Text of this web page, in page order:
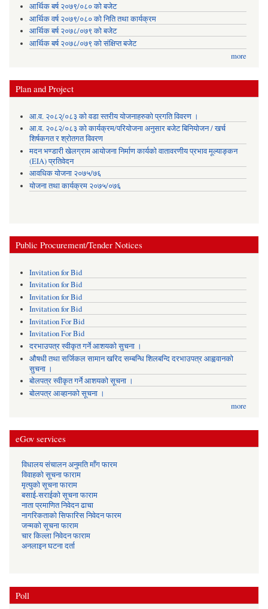
आर्थिक बर्ष २०७९/०८० को बजेट
आर्थिक वर्ष २०७९/०८० को निति तथा कार्यक्रम
आर्थिक बर्ष २०७८/०७९ को बजेट
आर्थिक बर्ष २०७८/०७९ को संक्षिप्त बजेट
more
Plan and Project
आ.व. २०८२्/०८३ को वडा स्तरीय योजनाहरुको प्रगति विवरण ।
आ.व. २०८२/०८३ को कार्यक्रम/परियोजना अनुसार बजेट बिनियोजन / खर्च
शिर्षकगत र श्रोतगत विवरण
मदन भण्डारी खेलग्राम आयोजना निर्माण कार्यको वातावरणीय प्रभाव मूल्याङ्कन
(EIA) प्रतिवेदन
आवधिक योजना २०७५/७६
योजना तथा कार्यक्रम २०७५/०७६
Public Procurement/Tender Notices
Invitation for Bid
Invitation for Bid
Invitation for Bid
Invitation for Bid
Invitation For Bid
Invitation For Bid
दरभाउपत्र स्वीकृत गर्ने आशयको सुचना ।
औषधी तथा सर्जिकल सामान खरिद सम्बन्धि शिलबन्दि दरभाउपत्र आह्ववानको
सुचना ।
बोलपत्र स्वीकृत गर्ने आशयको सूचना ।
बोलपत्र आव्हानको सूचना ।
more
eGov services
विधालय संचालन अनुमति माँग फारम
विवाहको सूचना फाराम
मृत्युको सूचना फाराम
बसाई-सराईको सूचना फाराम
नाता प्रमाणित निवेदन ढाचा
नागरिकताको सिफारिस निवेदन फारम
जन्मको सूचना फाराम
चार किल्ला निवेदन फाराम
अनलाइन घटना दर्ता
Poll